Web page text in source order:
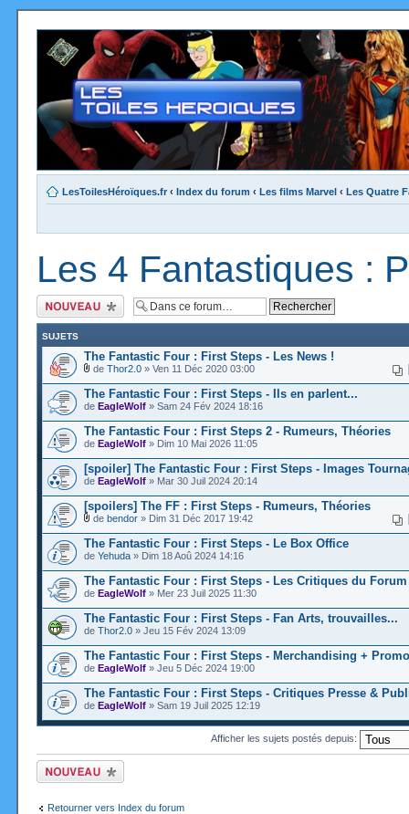
LesToilesHéroïques.fr ‹ Index du forum ‹ Les films Marvel ‹ Les Quatre
Les 4 Fantastiques :
Ecrire un nouveau
sujet
SUJETS
The Fantastic Four : First Steps - Les News !
de Thor2.0 » Ven 11 Déc 2020 03:00
The Fantastic Four : First Steps - Ils en parlent...
de EagleWolf » Sam 24 Fév 2024 18:16
The Fantastic Four : First Steps 2 - Rumeurs, Théories
de EagleWolf » Dim 10 Mai 2026 11:05
[spoiler] The Fantastic Four : First Steps - Images
de EagleWolf » Mar 30 Juil 2024 20:14
[spoilers] The FF : First Steps - Rumeurs, Théories
de bendor » Dim 31 Déc 2017 19:42
The Fantastic Four : First Steps - Le Box Office
de Yehuda » Dim 18 Aoû 2024 14:16
The Fantastic Four : First Steps - Les Critiques du
de EagleWolf » Mer 23 Juil 2025 11:30
The Fantastic Four : First Steps - Fan Arts, trouvailles...
de Thor2.0 » Jeu 15 Fév 2024 13:09
The Fantastic Four : First Steps - Merchandising +
de EagleWolf » Jeu 5 Déc 2024 19:00
The Fantastic Four : First Steps - Critiques Presse &
de EagleWolf » Sam 19 Juil 2025 12:19
Afficher les sujets postés depuis:
Ecrire un nouveau
sujet
Retourner vers Index du forum